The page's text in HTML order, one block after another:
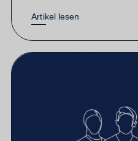
Artikel lesen